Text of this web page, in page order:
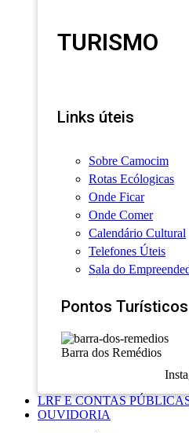
TURISMO
Links úteis
Sobre Camocim
Rotas Ecólogicas
Onde Ficar
Onde Comer
Calendário Cultural
Telefones Úteis
Sala do
Pontos Turísticos
Barra dos Remédios
LRF E CONTAS
OUVIDORIA